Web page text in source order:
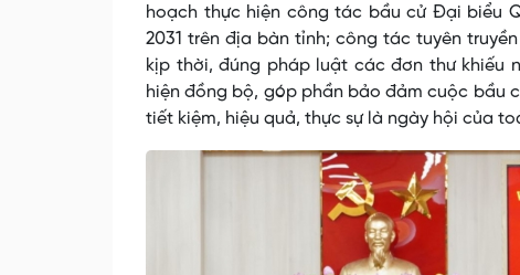
hoạch thực hiện công tác bầu cử Đại biểu
2031 trên địa bàn tỉnh; công tác tuyên
kịp thời, đúng pháp luật các đơn thư khiếu
hiện đồng bộ, góp phần bảo đảm cuộc bầu
tiết kiệm, hiệu quả, thực sự là ngày hội của